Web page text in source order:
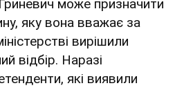
може призначити
яку вона вважає за
вирішили
відбір. Наразі
які виявили